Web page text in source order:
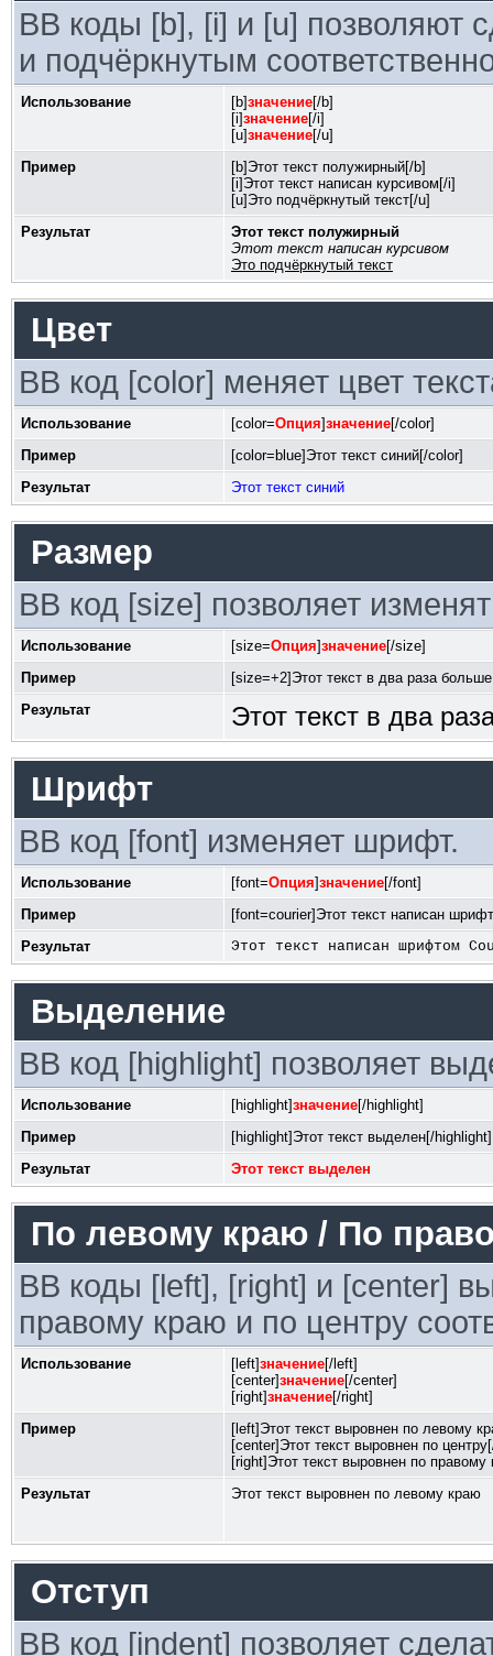
BB коды [b], [i] и [u] позволяют
и подчёркнутым
Использование [b]значение[/b]
[i]значение[/i]
[u]значение[/u]
Пример
[b]Этот текст полужирный[/b]
[i]Этот текст написан курсивом[/i]
[u]Это подчёркнутый текст[/u]
Результат
Этот текст полужирный
Этот текст написан курсивом
Это подчёркнутый текст
Цвет
BB код [color] меняет цвет
Использование [color=Опция]значение[/color]
Пример
[color=blue]Этот текст синий[/color]
Результат
Этот текст синий
Размер
BB код [size] позволяет
Использование [size=Опция]значение[/size]
Пример
[size=+2]Этот текст в два раза
Результат
Этот текст в два
Шрифт
BB код [font] изменяет шрифт.
Использование [font=Опция]значение[/font]
Пример
[font=courier]Этот текст написан
Результат
Этот текст написан шрифтом
Выделение
BB код [highlight] позволяет
Использование [highlight]значение[/highlight]
Пример
[highlight]Этот текст выделен[/highlight]
Результат
Этот текст выделен
По левому краю / По
BB коды [left], [right] и [center]
правому краю и по центру
Использование [left]значение[/left]
[center]значение[/center]
[right]значение[/right]
Пример
[left]Этот текст выровнен по левому
[center]Этот текст выровнен по
[right]Этот текст выровнен по
Результат
Этот текст выровнен по левому краю
Отступ
BB код [indent] позволяет